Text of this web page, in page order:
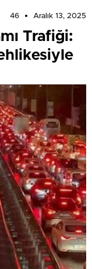
46 Aralık 13, 2025
Trafiği: